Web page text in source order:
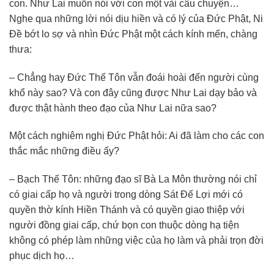
con. Như Lai muốn nói với con một vài câu chuyện…
Nghe qua những lời nói dịu hiền và có lý của Ðức Phật, Ni
Ðề bớt lo sợ và nhìn Ðức Phật một cách kính mến, chàng
thưa:
– Chẳng hay Ðức Thế Tôn vẫn đoái hoài đến người cùng
khổ này sao? Và con đây cũng được Như Lai dạy bảo và
được thật hành theo đạo của Như Lai nữa sao?
Một cách nghiêm nghị Ðức Phật hỏi: Ai đã làm cho các con
thắc mắc những điều ấy?
– Bạch Thế Tôn: những đạo sĩ Bà La Môn thường nói chỉ
có giai cấp họ và người trong dòng Sát Ðế Lợi mới có
quyền thờ kính Hiền Thánh và có quyền giao thiệp với
người đồng giai cấp, chứ bọn con thuộc dòng hạ tiện
không có phép làm những việc của họ làm và phải trọn đời
phục dịch họ…